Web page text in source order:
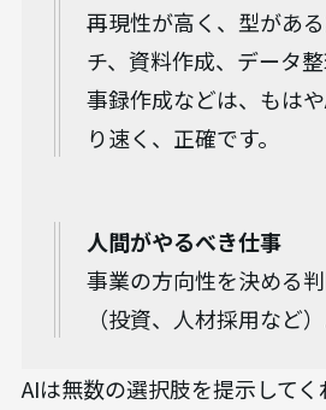
再現性が高く、型があ
チ、資料作成、データ
事録作成などは、もは
り速く、正確です。
人間がやるべき仕事
事業の方向性を決める
（投資、人材採用など）
AIは無数の選択肢を提示して